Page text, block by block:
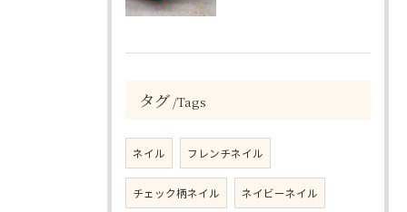
タグ Tags
ネイル フレンチネイル
チェック柄ネイル ネイビーネイル